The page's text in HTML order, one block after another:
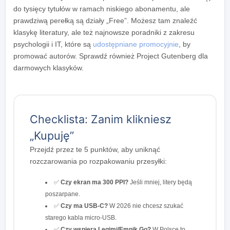
do tysięcy tytułów w ramach niskiego abonamentu, ale
prawdziwą perełką są działy „Free”. Możesz tam znaleźć
klasykę literatury, ale też najnowsze poradniki z zakresu
psychologii i IT, które są udostępniane promocyjnie , by
promować autorów. Sprawdź również Project Gutenberg dla
darmowych klasyków.
Checklista: Zanim klikniesz
„Kupuję”
Przejdź przez te 5 punktów, aby uniknąć
rozczarowania po rozpakowaniu przesyłki:
✅ Czy ekran ma 300 PPI? Jeśli mniej, litery będą
poszarpane.
✅ Czy ma USB-C? W 2026 nie chcesz szukać
starego kabla micro-USB.